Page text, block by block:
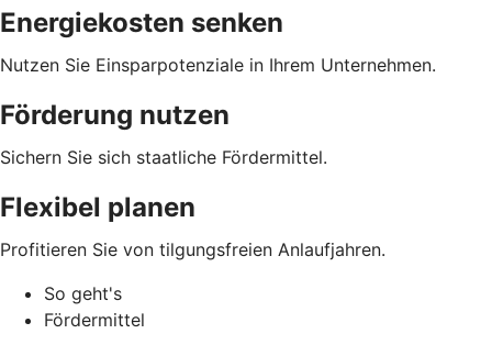
Energiekosten senken
Nutzen Sie Einsparpotenziale in Ihrem Unternehmen.
Förderung nutzen
Sichern Sie sich staatliche Fördermittel.
Flexibel planen
Profitieren Sie von tilgungsfreien Anlaufjahren.
So geht's
Fördermittel